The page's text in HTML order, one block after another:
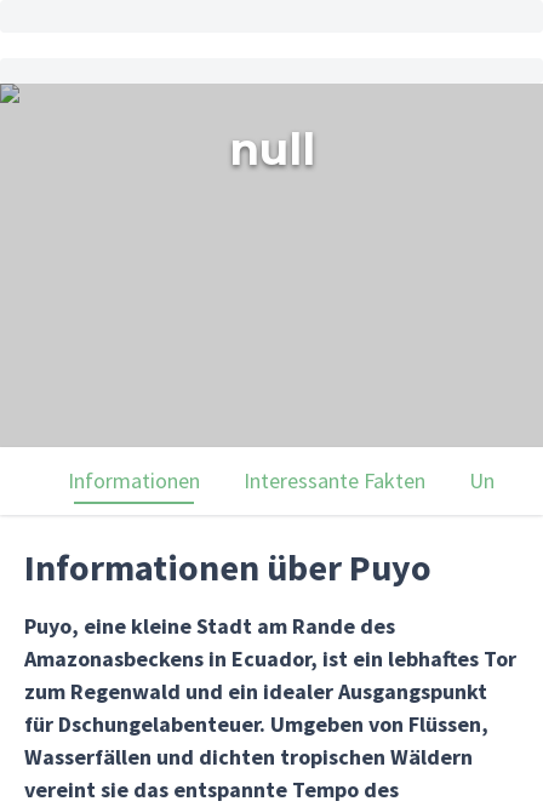
null
Informationen Interessante Fakten Unsere
Informationen über Puyo
Puyo, eine kleine Stadt am Rande des
Amazonasbeckens in Ecuador, ist ein lebhaftes Tor
zum Regenwald und ein idealer Ausgangspunkt
für Dschungelabenteuer. Umgeben von Flüssen,
Wasserfällen und dichten tropischen Wäldern
vereint sie das entspannte Tempo des